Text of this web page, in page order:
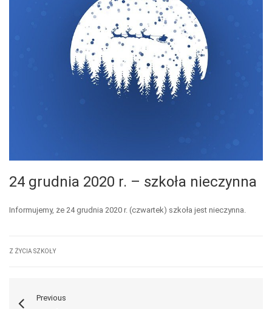
24 grudnia 2020 r. – szkoła nieczynna
Informujemy, że 24 grudnia 2020 r. (czwartek) szkoła jest nieczynna.
Z ŻYCIA SZKOŁY
Previous